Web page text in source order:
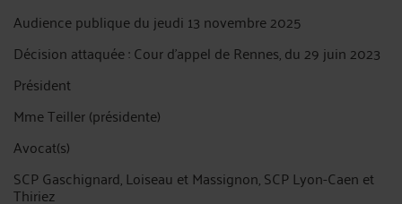
Audience publique du jeudi 13 novembre 2025
Décision attaquée : Cour d'appel de Rennes, du 29 juin 2023
Président
Mme Teiller (présidente)
Avocat(s)
SCP Gaschignard, Loiseau et Massignon, SCP Lyon-Caen et
Thiriez